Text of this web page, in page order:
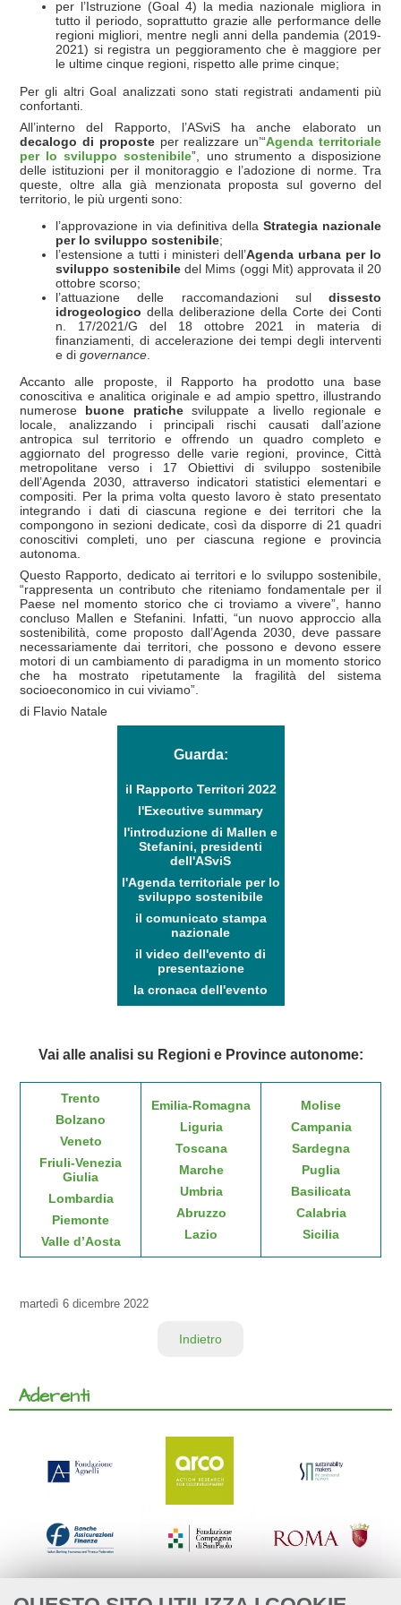
per l’Istruzione (Goal 4) la media nazionale migliora in
tutto il periodo, soprattutto grazie alle performance delle
regioni migliori, mentre negli anni della pandemia (2019-
2021) si registra un peggioramento che è maggiore per
le ultime cinque regioni, rispetto alle prime cinque;
Per gli altri Goal analizzati sono stati registrati andamenti più
confortanti.
All’interno del Rapporto, l’ASviS ha anche elaborato un
decalogo di proposteper realizzare un’“Agenda territoriale
per lo sviluppo sostenibile”, uno strumento a disposizione
delle istituzioni per il monitoraggio e l’adozione di norme. Tra
queste, oltre alla già menzionata proposta sul governo del
territorio, le più urgenti sono:
l’approvazione in via definitiva della Strategia nazionale
per lo sviluppo sostenibile;
l’estensione a tutti i ministeri dell’Agenda urbana per lo
sviluppo sostenibile del Mims (oggi Mit) approvata il 20
ottobre scorso;
l’attuazione delle raccomandazioni sul dissesto
idrogeologico della deliberazione della Corte dei Conti
n. 17/2021/G del 18 ottobre 2021 in materia di
finanziamenti, di accelerazione dei tempi degli interventi
e di governance
Accanto alle proposte, il Rapporto ha prodotto una base
conoscitiva e analitica originale e ad ampio spettro, illustrando
numerose buone pratichesviluppate a livello regionale e
locale, analizzando i principali rischi causati dall’azione
antropica sul territorio e offrendo un quadro completo e
aggiornato del progresso delle varie regioni, province, Città
metropolitane verso i 17 Obiettivi di sviluppo sostenibile
dell’Agenda 2030, attraverso indicatori statistici elementari e
compositi. Per la prima volta questo lavoro è stato presentato
integrando i dati di ciascuna regione e dei territori che la
compongono in sezioni dedicate, così da disporre di 21 quadri
conoscitivi completi, uno per ciascuna regione e provincia
autonoma.
Questo Rapporto, dedicato ai territori e lo sviluppo sostenibile,
“rappresenta un contributo che riteniamo fondamentale per il
Paese nel momento storico che ci troviamo a vivere”, hanno
concluso Mallen e Stefanini. Infatti, “un nuovo approccio alla
sostenibilità, come proposto dall’Agenda 2030, deve passare
necessariamente dai territori, che possono e devono essere
motori di un cambiamento di paradigma in un momento storico
che ha mostrato ripetutamente la fragilità del sistema
socioeconomico in cui viviamo”.
di Flavio Natale
Guarda:
il Rapporto Territori 2022
l'Executive summary
l'introduzione di Mallen e
Stefanini, presidenti
dell'ASviS
l'Agenda territoriale per lo
sviluppo sostenibile
il comunicato stampa
nazionale
il video dell'evento di
presentazione
la cronaca dell'evento
Vai alle analisi su Regioni e Province autonome:
Trento
Bolzano
Veneto
Friuli-Venezia
Giulia
Lombardia
Piemonte
Valle d’Aosta
Emilia-Romagna
Liguria
Toscana
Marche
Umbria
Abruzzo
Lazio
Molise
Campania
Sardegna
Puglia
Basilicata
Calabria
Sicilia
martedì 6 dicembre 2022
Indietro
Aderenti